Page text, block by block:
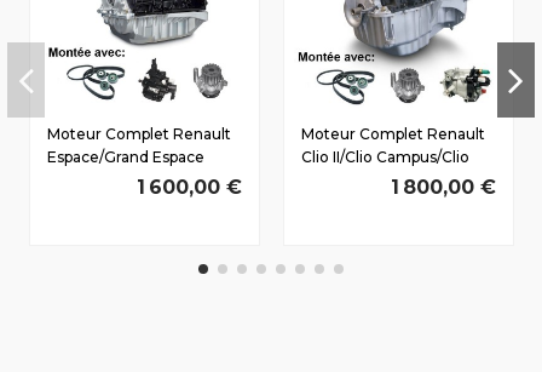
Moteur Complet Renault
Espace/Grand Espace
(JKO) Dès 2002 1.9 D dCi
1 600,00 €
Moteur Complet Renault
Clio II/Clio Campus/Clio
Storia Dès 1998 1.5 D dCi
1 800,00 €